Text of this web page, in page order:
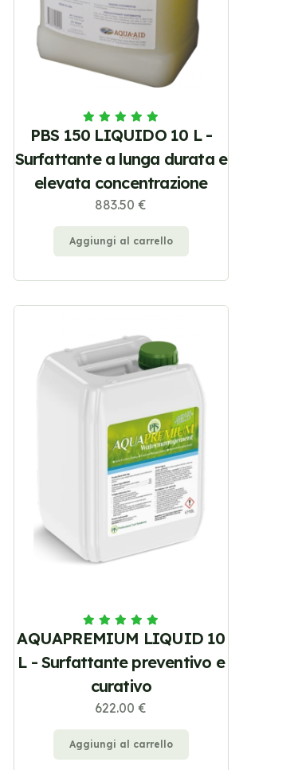
PBS 150 LIQUIDO 10 L -
Surfattante a lunga durata e
elevata concentrazione
883.50 €
Aggiungi al carrello
AQUAPREMIUM LIQUID 10
L - Surfattante preventivo e
curativo
622.00 €
Aggiungi al carrello